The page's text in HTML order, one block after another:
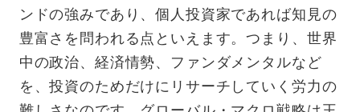
ンドの強みであり、個人投資家であれば知見の
豊富さを問われる点といえます。つまり、世界
中の政治、経済情勢、ファンダメンタルなど
を、投資のためだけにリサーチしていく労力の